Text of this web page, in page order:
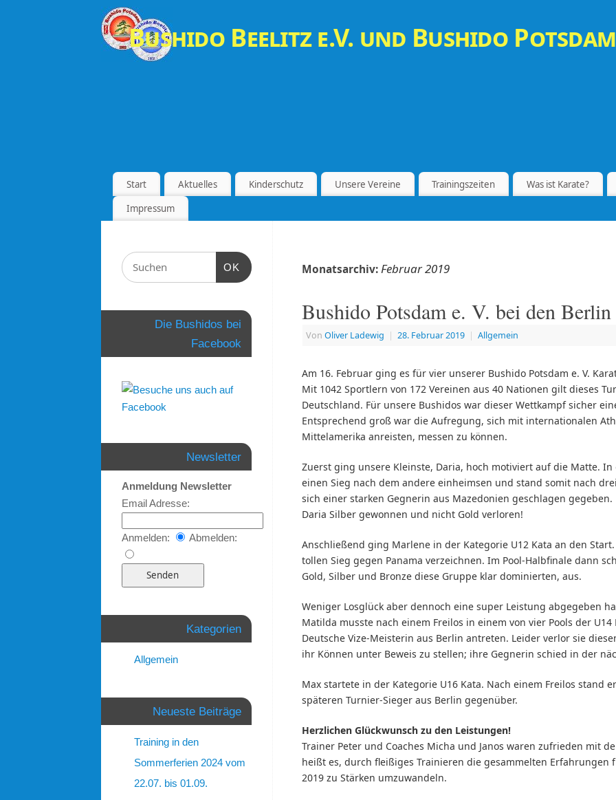
Bushido Beelitz e.V. und Bushido Potsdam
Start Aktuelles Kinderschutz Unsere Vereine Trainingszeiten
Was ist Karate?
Impressum
Monatsarchiv: Februar 2019
Bushido Potsdam e. V. bei den
Von Oliver Ladewig | 28. Februar 2019 | Allgemein
Am 16. Februar ging es für vier unserer Bushido Potsdam e. V.
Mit 1042 Sportlern von 172 Vereinen aus 40 Nationen gilt dieses
Deutschland. Für unsere Bushidos war dieser Wettkampf sicher
Entsprechend groß war die Aufregung, sich mit internationalen
Mittelamerika anreisten, messen zu können.
Zuerst ging unsere Kleinste, Daria, hoch motiviert auf die Matte. In
einen Sieg nach dem andere einheimsen und stand somit nach
sich einer starken Gegnerin aus Mazedonien geschlagen
Daria Silber gewonnen und nicht Gold verloren!
Anschließend ging Marlene in der Kategorie U12 Kata an den
tollen Sieg gegen Panama verzeichnen. Im Pool-Halbfinale dann
Gold, Silber und Bronze diese Gruppe klar dominierten, aus.
Weniger Losglück aber dennoch eine super Leistung abgegeben
Matilda musste nach einem Freilos in einem von vier Pools der
Deutsche Vize-Meisterin aus Berlin antreten. Leider verlor sie
ihr Können unter Beweis zu stellen; ihre Gegnerin schied in der
Max startete in der Kategorie U16 Kata. Nach einem Freilos stand
späteren Turnier-Sieger aus Berlin gegenüber.
Herzlichen Glückwunsch zu den Leistungen!
Trainer Peter und Coaches Micha und Janos waren zufrieden mit
heißt es, durch fleißiges Trainieren die gesammelten Erfahrungen
2019 zu Stärken umzuwandeln.
OK
Die Bushidos bei
Facebook
Newsletter
Anmeldung Newsletter
Email Adresse:
Anmelden: Abmelden:
Kategorien
Allgemein
Neueste Beiträge
Training in den
Sommerferien 2024 vom
22.07. bis 01.09.